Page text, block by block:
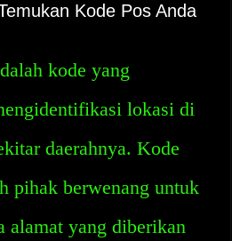
Kode Pos Anda
kode yang
lokasi di
daerahnya. Kode
pihak berwenang untuk
alamat yang diberikan